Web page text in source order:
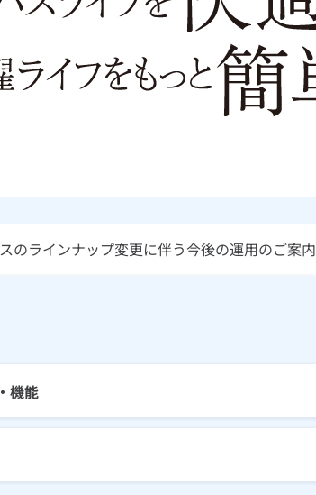
のラインナップ変更に伴う今後の運用のご案内
機能